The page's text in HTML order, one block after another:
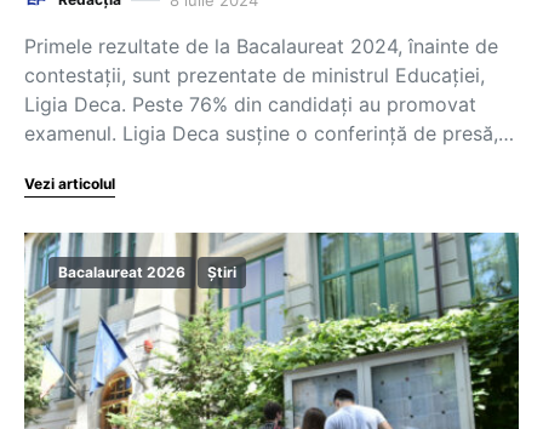
Primele rezultate de la Bacalaureat 2024, înainte de
contestații, sunt prezentate de ministrul Educației,
Ligia Deca. Peste 76% din candidați au promovat
examenul. Ligia Deca susține o conferință de presă,…
Vezi articolul
Bacalaureat 2026 Știri